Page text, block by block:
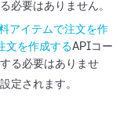
必要はありません。
アイテムで注文を作
文を作成するAPIコー
る必要はありませ
定されます。